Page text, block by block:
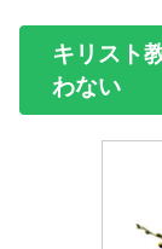
キリスト
わない